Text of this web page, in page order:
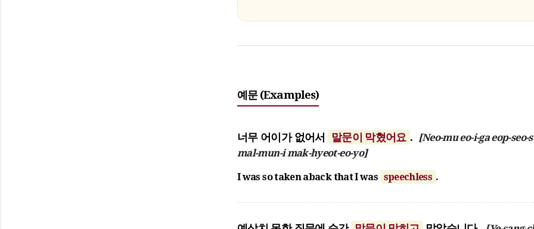
예문 (Examples)
너무 어이가 없어서 말문이 막혔어요 . [Neo-mu eo-i-ga eop-seo-
mal-mun-i mak-hyeot-eo-yo]
I was so taken aback that I was speechless .